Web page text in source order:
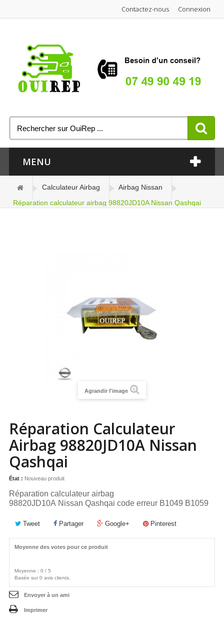
Connexion
Contactez-nous
MENU
Calculateur Airbag
Airbag Nissan
Réparation calculateur airbag 98820JD10A Nissan Qashqai
Agrandir l'image
Réparation Calculateur
Airbag 98820JD10A Nissan
Qashqai
État : Nouveau produit
Réparation calculateur airbag
98820JD10A Nissan Qashqai code erreur B1049 B1059
Tweet Partager Google+ Pinterest
Moyenne des votes pour ce produit
Moyenne : 0 / 5
Basée sur 0 avis clients.
Envoyer à un ami
Imprimer